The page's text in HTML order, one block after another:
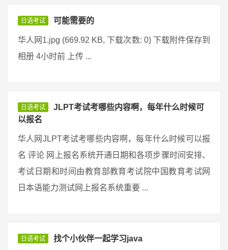
日语考试 可能需要的
华人网1.jpg (669.92 KB, 下载次数: 0) 下载附件保存到
相册 4小时前 上传 ...
日语考试
JLPT考试考哪些内容啊，每年什么时候可
以报名
华人网JLPT考试考哪些内容啊，每年什么时候可以报
名 评论 网上报名系统开通日期和各项步骤时间安排、
考试日期和时间由教育部教育考试院中国教育考试网
日本语能力测试网上报名系统重要 ...
日语考试 找个小伙伴一起学习java